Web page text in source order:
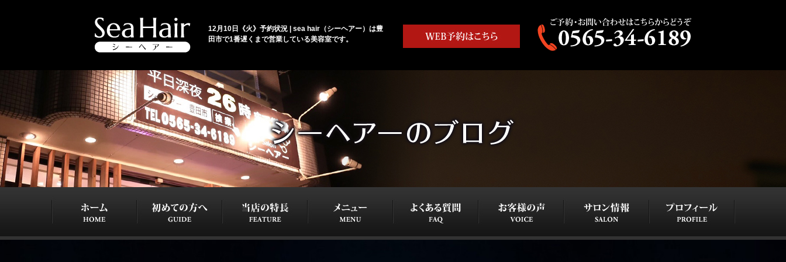
12月10日《火》予約状況 | sea hair（シーヘアー）は豊
田市で1番遅くまで営業している美容室です。